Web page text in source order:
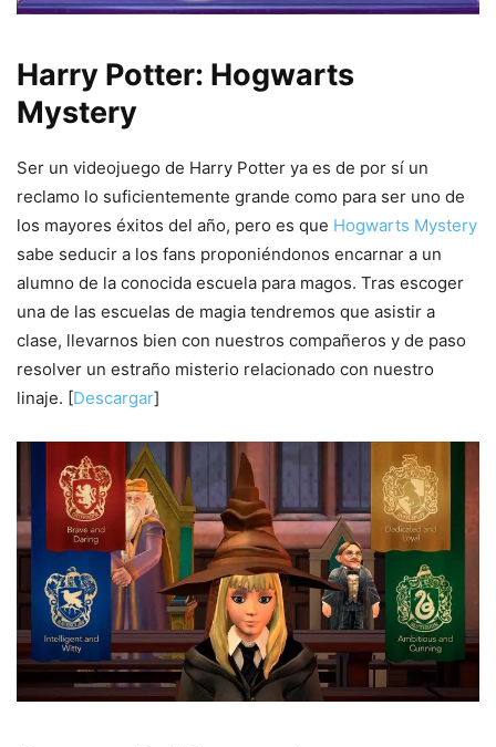
Harry Potter: Hogwarts
Mystery
Ser un videojuego de Harry Potter ya es de por sí un
reclamo lo suficientemente grande como para ser uno de
los mayores éxitos del año, pero es que Hogwarts Mystery
sabe seducir a los fans proponiéndonos encarnar a un
alumno de la conocida escuela para magos. Tras escoger
una de las escuelas de magia tendremos que asistir a
clase, llevarnos bien con nuestros compañeros y de paso
resolver un estraño misterio relacionado con nuestro
linaje. [Descargar]